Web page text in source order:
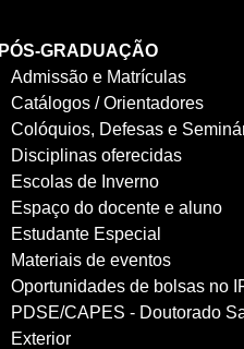
PÓS-GRADUAÇÃO
Admissão e Matrículas
Catálogos / Orientadores
Colóquios, Defesas e
Disciplinas oferecidas
Escolas de Inverno
Espaço do docente e aluno
Estudante Especial
Materiais de eventos
Oportunidades de bolsas no
PDSE/CAPES - Doutorado
Exterior